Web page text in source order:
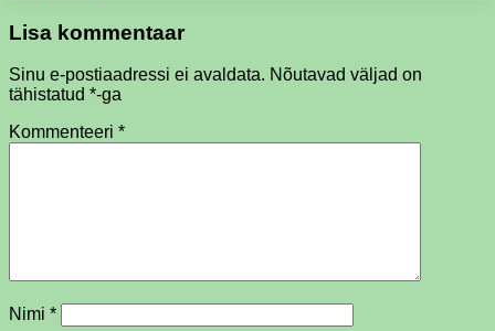
Lisa kommentaar
Sinu e-postiaadressi ei avaldata. Nõutavad väljad on
tähistatud *-ga
Kommenteeri *
Nimi *